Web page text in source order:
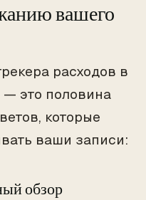
вашего
расходов в
— это половина
которые
ваши записи:
обзор